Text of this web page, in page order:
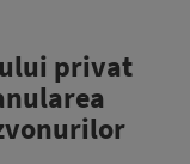
privat